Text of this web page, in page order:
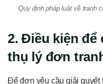
Quy định pháp luật về tranh
2. Điều kiện
thụ lý đơn
Để đơn yêu cầu giải quyết